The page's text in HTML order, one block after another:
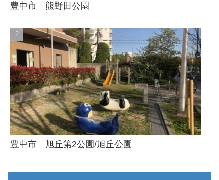
豊中市 熊野田公園
豊中市 旭丘第2公園/旭丘公園